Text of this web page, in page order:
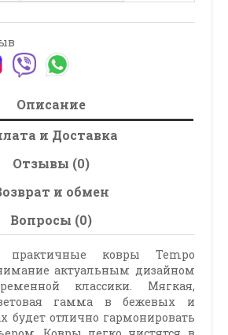
Описание
и Доставка
Отзывы (0)
и обмен
Вопросы (0)
практичные ковры Tempo
актуальным дизайном
классики. Мягкая,
гамма в бежевых и
будет отлично гармонировать